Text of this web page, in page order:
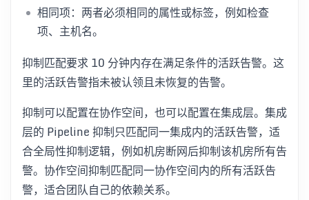
相同项：两者必须相同的属性或标签，例如检查
项、主机名。
抑制匹配要求 10 分钟内存在满足条件的活跃告警。这
里的活跃告警指未被认领且未恢复的告警。
抑制可以配置在协作空间，也可以配置在集成层。集成
层的 Pipeline 抑制只匹配同一集成内的活跃告警，适
合全局性抑制逻辑，例如机房断网后抑制该机房所有告
警。协作空间抑制匹配同一协作空间内的所有活跃告
警，适合团队自己的依赖关系。